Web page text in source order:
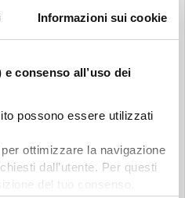
Informazioni sui cookie
consenso all’uso dei
possono essere utilizzati
ottimizzare la navigazione
dall’utente. Per questi
del tuo consenso.
dell’informativa.
.
diretto” (facoltativo)
di cui al punto b)
al ricevimento di
tramite e-mail, posta,
Resta inteso che potrò